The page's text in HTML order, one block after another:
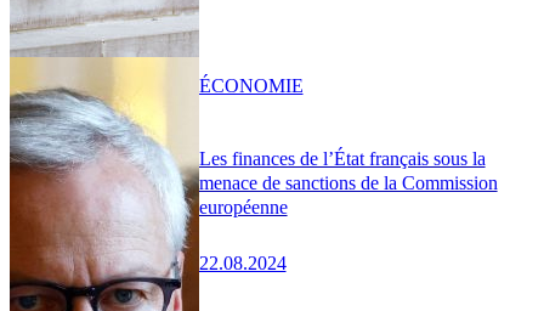
Les finances de l’État français sous la
menace de sanctions de la Commission
européenne
22.08.2024
ÉCONOMIE